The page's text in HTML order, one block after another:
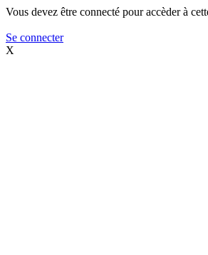
Vous devez être connecté pour accèder à
Se connecter
X